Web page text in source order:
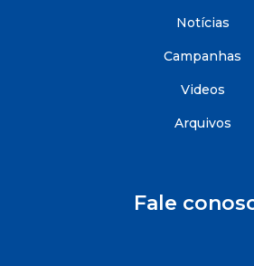
Notícias
Campanhas
Videos
Arquivos
Fale